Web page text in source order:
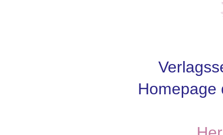
Homepage